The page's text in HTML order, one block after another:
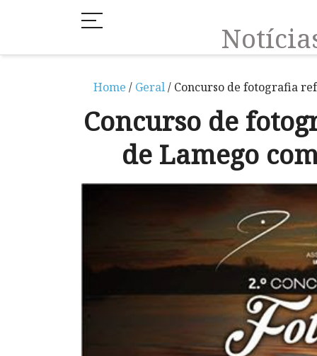
Home / Geral/ Concurso de fotografia
Concurso de
de Lamego